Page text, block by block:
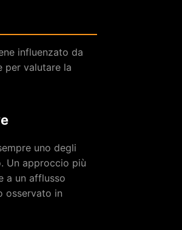
influenzato da
per valutare la
uno degli
Un approccio più
a un afflusso
osservato in